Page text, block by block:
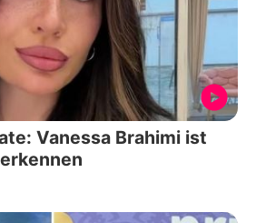
Vanessa Brahimi ist